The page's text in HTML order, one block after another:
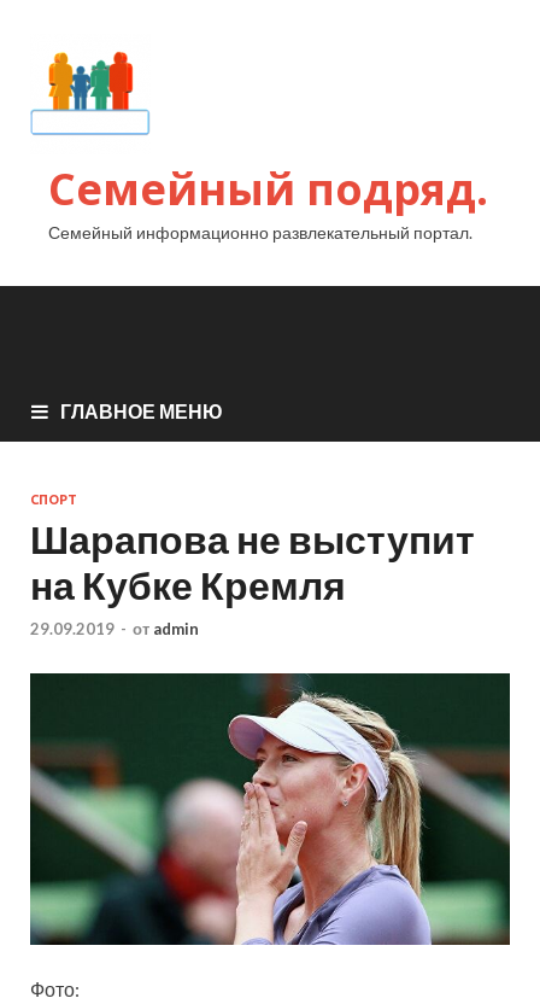
Семейный подряд.
Семейный информационно развлекательный портал.
ГЛАВНОЕ МЕНЮ
СПОРТ
Шарапова не выступит
на Кубке Кремля
29.09.2019 - от admin
Фото: